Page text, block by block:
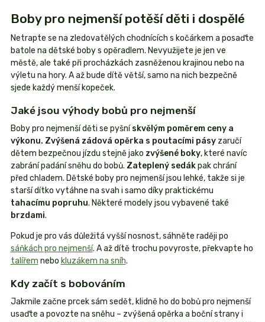
Boby pro nejmenší potěší děti i dospělé
Netrapte se na zledovatělých chodnících s kočárkem a posaďte
batole na dětské boby s opěradlem. Nevyužijete je jen ve
městě, ale také při procházkách zasněženou krajinou nebo na
výletu na hory. A až bude dítě větší, samo na nich bezpečně
sjede každý menší kopeček.
Jaké jsou výhody bobů pro nejmenší
Boby pro nejmenší děti se pyšnískvělým poměrem ceny a
výkonu. Zvýšená zádová opěrka s poutacími pásyzaručí
dětem bezpečnou jízdu stejně jako zvýšené boky, které navíc
zabrání padání sněhu do bobů. Zateplený sedákpak chrání
před chladem. Dětské boby pro nejmenší jsou lehké, takže si je
starší dítko vytáhne na svah i samo díky praktickému
tahacímu popruhu. Některé modely jsou vybavené také
brzdami.
Pokud je pro vás důležitá vyšší nosnost, sáhněte raději po
sáňkách pro nejmenší. A až dítě trochu povyroste, překvapte ho
talířem nebo kluzákem na sníh.
Kdy začít s bobováním
Jakmile začne prcek sám sedět, klidně ho do bobů pro nejmenší
usaďte a povozte na sněhu – zvýšená opěrka a boční strany i